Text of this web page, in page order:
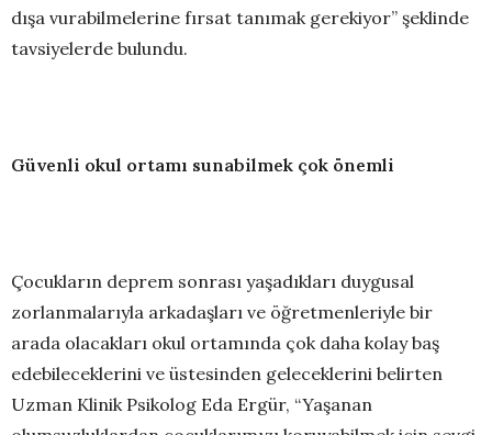
dışa vurabilmelerine fırsat tanımak gerekiyor” şeklinde
tavsiyelerde bulundu.
Güvenli okul ortamı sunabilmek çok önemli
Çocukların deprem sonrası yaşadıkları duygusal
zorlanmalarıyla arkadaşları ve öğretmenleriyle bir
arada olacakları okul ortamında çok daha kolay baş
edebileceklerini ve üstesinden geleceklerini belirten
Uzman Klinik Psikolog Eda Ergür, “Yaşanan